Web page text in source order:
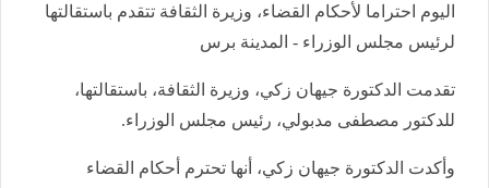
اليوم احتراما لأحكام القضاء، وزيرة الثقافة تتقدم باستقالتها
لرئيس مجلس الوزراء - المدينة برس
تقدمت الدكتورة جيهان زكي، وزيرة الثقافة، باستقالتها،
للدكتور مصطفى مدبولي، رئيس مجلس الوزراء.
وأكدت الدكتورة جيهان زكي، أنها تحترم أحكام القضاء